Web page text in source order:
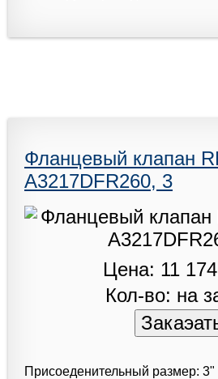
Фланцевый клапан
A3217DFR260, 3
Цена: 11
Кол-во: на
Присоеденительный размер: 3"